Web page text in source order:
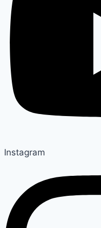
Instagram